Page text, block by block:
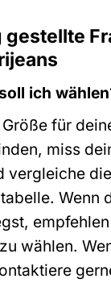
gestellte
ich
für
miss
vergleiche
Wenn
wählen.